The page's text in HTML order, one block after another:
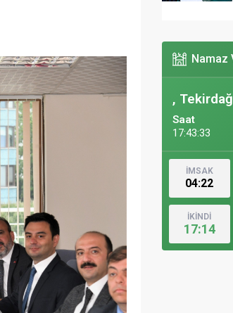
Namaz
, Tekirdağ
Saat
17:43:35
İMSAK
04:22
İKİNDİ
17:14